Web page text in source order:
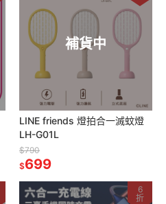
補貨中
LINE friends 燈拍合一滅蚊燈
LH-G01L
$790
$699
6
折